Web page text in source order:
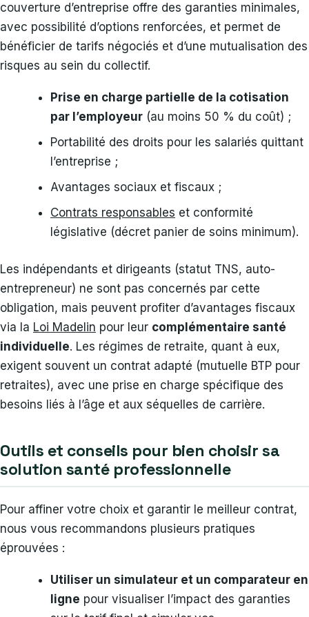
couverture d’entreprise offre des garanties minimales,
avec possibilité d’options renforcées, et permet de
bénéficier de tarifs négociés et d’une mutualisation des
risques au sein du collectif.
Prise en charge partielle de la cotisation
par l’employeur (au moins 50 % du coût) ;
Portabilité des droits pour les salariés quittant
l’entreprise ;
Avantages sociaux et fiscaux ;
Contrats responsables et conformité
législative (décret panier de soins minimum).
Les indépendants et dirigeants (statut TNS, auto-
entrepreneur) ne sont pas concernés par cette
obligation, mais peuvent profiter d’avantages fiscaux
via la Loi Madelin pour leur complémentaire santé
individuelle. Les régimes de retraite, quant à eux,
exigent souvent un contrat adapté (mutuelle BTP pour
retraites), avec une prise en charge spécifique des
besoins liés à l’âge et aux séquelles de carrière.
Outils et conseils pour bien choisir sa
solution santé professionnelle
Pour affiner votre choix et garantir le meilleur contrat,
nous vous recommandons plusieurs pratiques
éprouvées :
Utiliser un simulateur et un comparateur en
ligne pour visualiser l’impact des garanties